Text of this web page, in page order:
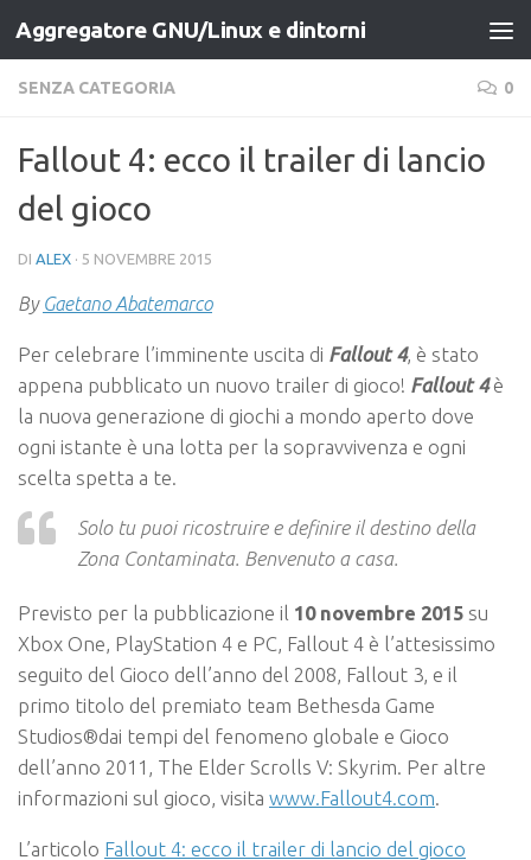
Salta al contenuto
Aggregatore GNU/Linux e dintorni
SENZA CATEGORIA 0
Fallout 4: ecco il trailer di lancio
del gioco
DI ALEX · 5 NOVEMBRE 2015
By Gaetano Abatemarco
Per celebrare l’imminente uscita di Fallout 4, è stato
appena pubblicato un nuovo trailer di gioco! Fallout 4è
la nuova generazione di giochi a mondo aperto dove
ogni istante è una lotta per la sopravvivenza e ogni
scelta spetta a te.
Solo tu puoi ricostruire e definire il destino della
Zona Contaminata. Benvenuto a casa.
Previsto per la pubblicazione il 10 novembre 2015 su
Xbox One, PlayStation 4 e PC, Fallout 4 è l’attesissimo
seguito del Gioco dell’anno del 2008, Fallout 3, e il
primo titolo del premiato team Bethesda Game
Studios®dai tempi del fenomeno globale e Gioco
dell’anno 2011, The Elder Scrolls V: Skyrim. Per altre
informazioni sul gioco, visita www.Fallout4.com.
L’articolo Fallout 4: ecco il trailer di lancio del gioco